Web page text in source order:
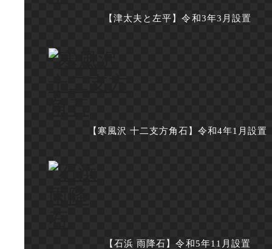
【津太夫と左平】令和3年3月設置
【寒風沢 十二支方角石】令和4年1月設置
【石浜 雨降石】令和5年11月設置